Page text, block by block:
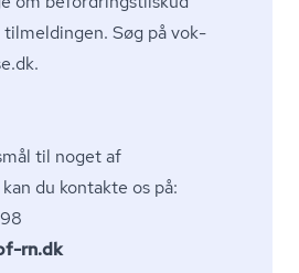
Søg påvok­
.
til noget af
du kontakte os på:
rn.dk